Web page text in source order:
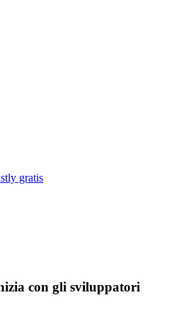
gratis
con gli sviluppatori